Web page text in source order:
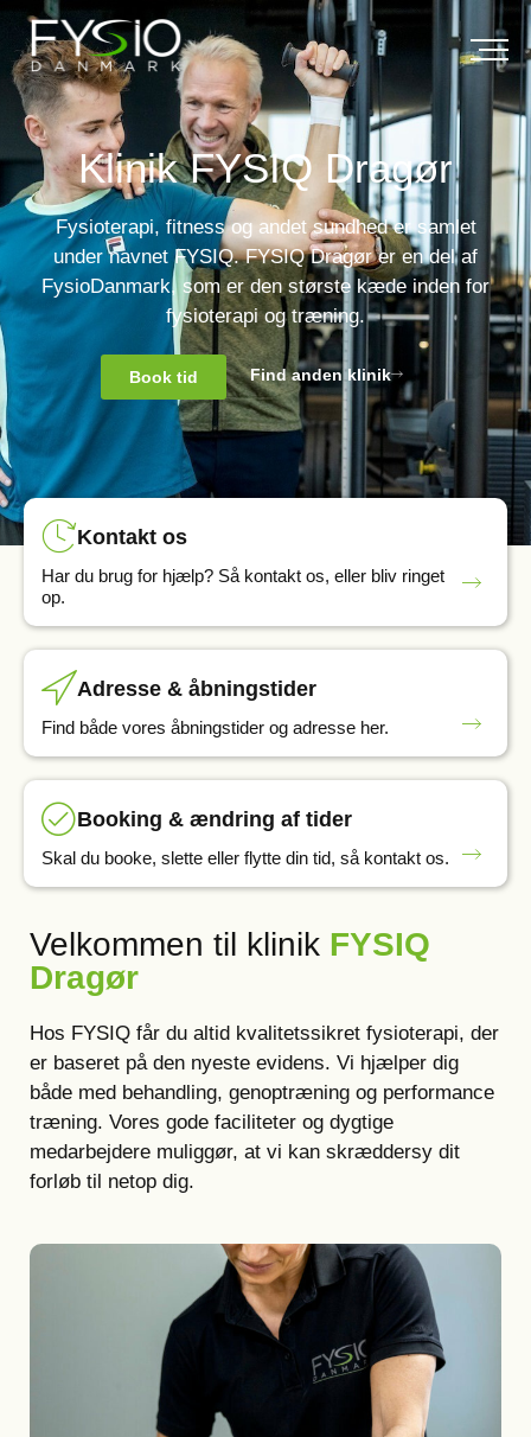
Klinik FYSIQ Dragør
Fysioterapi, fitness og andet sundhed er samlet
under navnet FYSIQ. FYSIQ Dragør er en del af
FysioDanmark, som er den største kæde inden for
fysioterapi og træning.
Book tid Find anden klinik
Kontakt os
Har du brug for hjælp? Så kontakt os, eller bliv ringet
op.
Adresse & åbningstider
Find både vores åbningstider og adresse her.
Booking & ændring af tider
Skal du booke, slette eller flytte din tid, så kontakt os.
Velkommen til klinik FYSIQ
Dragør
Hos FYSIQ får du altid kvalitetssikret fysioterapi, der
er baseret på den nyeste evidens. Vi hjælper dig
både med behandling, genoptræning og performance
træning. Vores gode faciliteter og dygtige
medarbejdere muliggør, at vi kan skræddersy dit
forløb til netop dig.